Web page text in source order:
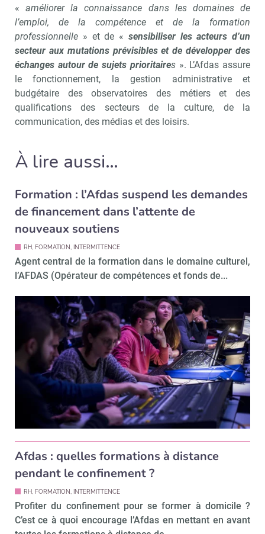
«améliorer la connaissance dans les domaines de
l’emploi, de la compétence et de la formation
professionnelle » et de « sensibiliser les acteurs d’un
secteur aux mutations prévisibles et de développer des
échanges autour de sujets prioritaires». L’Afdas assure
le fonctionnement, la gestion administrative et
budgétaire des observatoires des métiers et des
qualifications des secteurs de la culture, de la
communication, des médias et des loisirs.
À lire aussi…
Formation : l’Afdas suspend les demandes
de financement dans l’attente de
nouveaux soutiens
RH, FORMATION, INTERMITTENCE
Agent central de la formation dans le domaine culturel,
l’AFDAS (Opérateur de compétences et fonds de...
Afdas : quelles formations à distance
pendant le confinement ?
RH, FORMATION, INTERMITTENCE
Profiter du confinement pour se former à domicile ?
C’est ce à quoi encourage l’Afdas en mettant en avant
Non merci, je reçois déjà
!
Je déciderai plus
tard